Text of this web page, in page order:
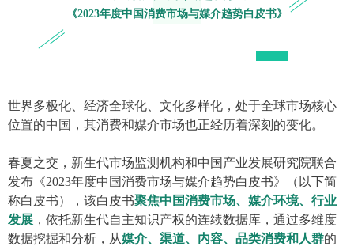
《2023年度中国消费市场与媒介趋势白皮书》
世界多极化、经济全球化、文化多样化，处于全球市场核心
位置的中国，其消费和媒介市场也正经历着深刻的变化。
春夏之交，新生代市场监测机构和中国产业发展研究院联合
发布《2023年度中国消费市场与媒介趋势白皮书》（以下简
称白皮书），该白皮书聚焦中国消费市场、媒介环境、行业
发展 ，依托新生代自主知识产权的连续数据库，通过多维度
数据挖掘和分析，从媒介、渠道、内容、品类消费和人群的